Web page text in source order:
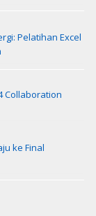
Pelatihan Excel
Collaboration
ke Final